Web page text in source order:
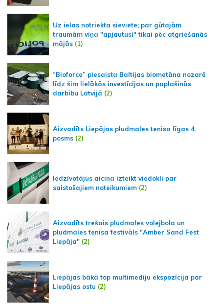
Uz ielas notriekta sieviete; par gūtajām
traumām viņa "apjautusi" tikai pēc atgriešanās
mājās (1)
“Bioforce” piesaista Baltijas biometāna nozarē
līdz šim lielākās investīcijas un paplašinās
darbību Latvijā (2)
Aizvadīts Liepājas pludmales tenisa līgas 4.
posms (2)
Iedzīvotājus aicina izteikt viedokli par
saistošajiem noteikumiem (2)
Aizvadīts trešais pludmales volejbola un
pludmales tenisa festivāls "Amber Sand Fest
Liepāja" (2)
Liepājas bākā top multimediju ekspozīcija par
Liepājas ostu (2)